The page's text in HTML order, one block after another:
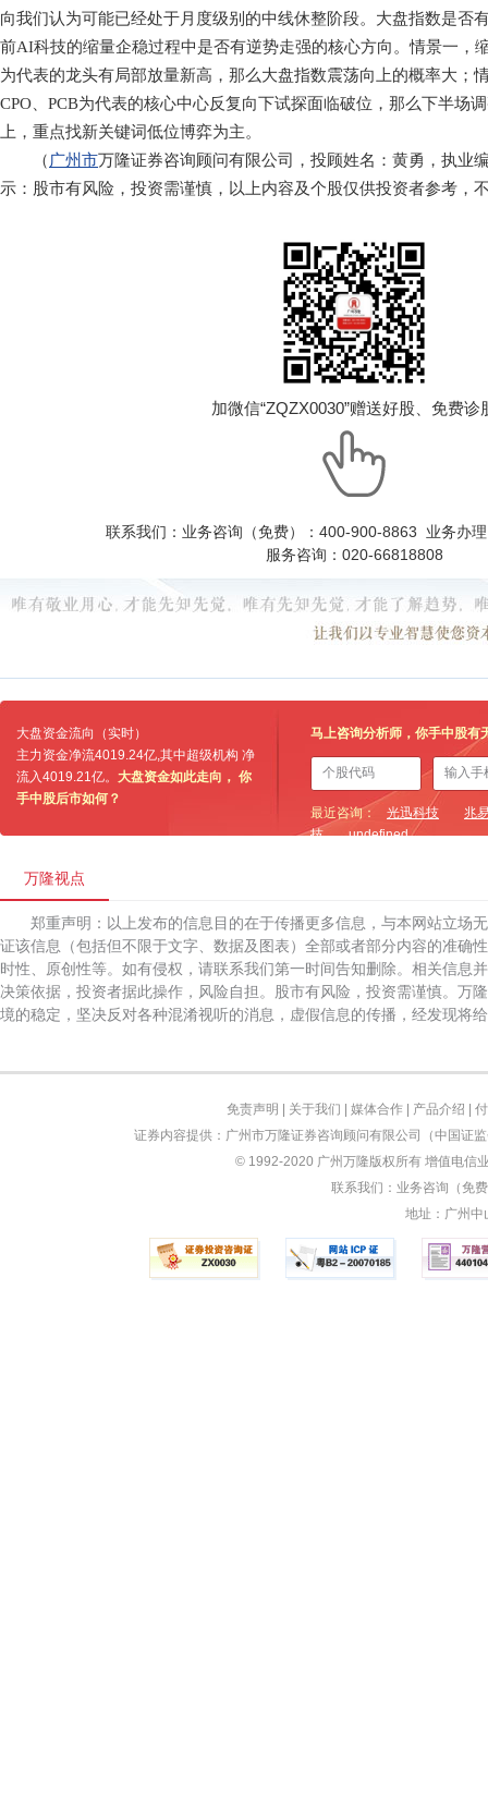
向我们认为可能已经处于月度级别的中线休整阶段。大盘指数是否
前AI科技的缩量企稳过程中是否有逆势走强的核心方向。情景一，
为代表的龙头有局部放量新高，那么大盘指数震荡向上的概率大；
CPO、PCB为代表的核心中心反复向下试探面临破位，那么下半场
上，重点找新关键词低位博弈为主。
（ 广州市万隆证券咨询顾问有限公司，投顾姓名：黄勇，执业
示：股市有风险，投资需谨慎，以上内容及个股仅供投资者参考，
加微信“ZQZX0030”赠送好股、免费诊
联系我们：业务咨询（免费）：400-900-8863 业务办
服务咨询：020-66818808
大盘资金流向（实时）
主力资金净流4019.24亿,其中超级机构 净
流入4019.21亿。 大盘资金如此走向， 你
手中股后市如何？
马上咨询分析师，你手中股有
最近咨询： 光迅科技
兆
技
undefined
万隆视点
郑重声明：以上发布的信息目的在于传播更多信息，与本网站立场
证该信息（包括但不限于文字、数据及图表）全部或者部分内容的准确
时性、原创性等。如有侵权，请联系我们第一时间告知删除。相关信息
决策依据，投资者据此操作，风险自担。股市有风险，投资需谨慎。万
境的稳定，坚决反对各种混淆视听的消息，虚假信息的传播，经发现将
免责声明 关于我们 媒体合作| 产品介绍
证券内容提供：广州市万隆证券咨询顾问有限公司（中国证
© 1992-2020 广州万隆版权所有 增值电信
联系我们：业务咨询（免
地址：广州中